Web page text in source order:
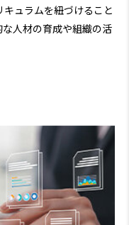
ュラムを紐づけること
人材の育成や組織の活